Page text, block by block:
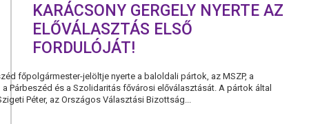
KARÁCSONY GERGELY NYERTE AZ
ELŐVÁLASZTÁS ELSŐ
FORDULÓJÁT!
főpolgármester-jelöltje nyerte a baloldali pártok, az MSZP, a
Párbeszéd és a Szolidaritás fővárosi előválasztását. A pártok által
Péter, az Országos Választási Bizottság...